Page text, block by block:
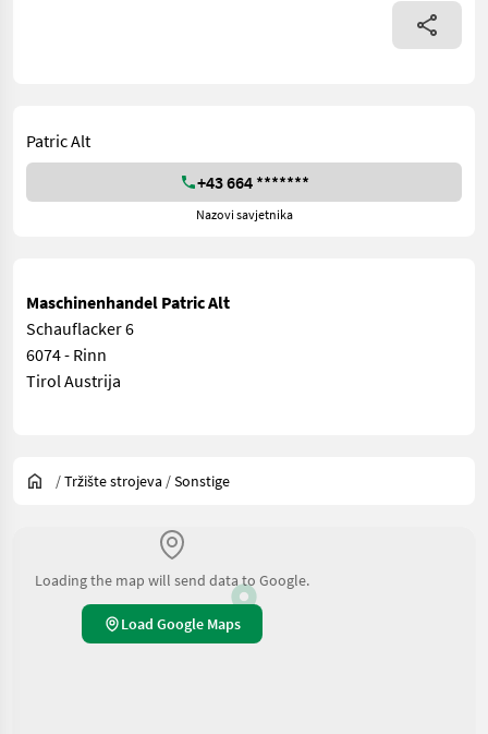
Patric Alt
+43 664 *******
Nazovi savjetnika
Maschinenhandel Patric Alt
Schauflacker 6
6074 - Rinn
Tirol Austrija
/Tržište strojeva /Sonstige
Loading the map will send data to Google.
Load Google Maps